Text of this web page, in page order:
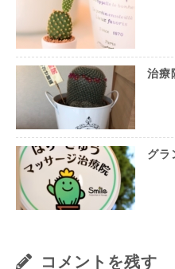
治療
グラ
コメントを残す